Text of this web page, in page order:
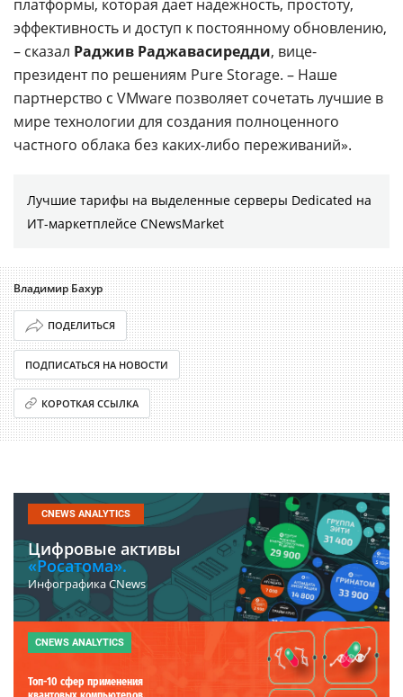
платформы, которая дает надежность, простоту,
эффективность и доступ к постоянному обновлению,
– сказал Раджив Раджавасиредди, вице-
президент по решениям Pure Storage. – Наше
партнерство с VMware позволяет сочетать лучшие в
мире технологии для создания полноценного
частного облака без каких-либо переживаний».
Лучшие тарифы на выделенные серверы Dedicated на
ИТ-маркетплейсе CNewsMarket
Владимир Бахур
ПОДЕЛИТЬСЯ
ПОДПИСАТЬСЯ НА НОВОСТИ
КОРОТКАЯ ССЫЛКА
CNEWS ANALYTICS
Цифровые активы
«Росатома».
Инфографика CNews
CNEWS ANALYTICS
Топ-10 сфер применения